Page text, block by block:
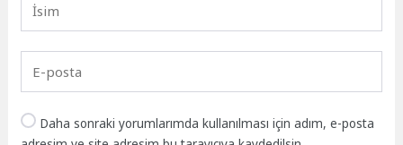
Daha sonraki yorumlarımda kullanılması için adım, e-posta